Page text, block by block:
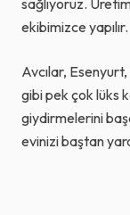
sağlıyoruz.
ekibimizce yapılır.
Avcılar,
gibi pek çok lüks
giydirmelerini
evinizi baştan